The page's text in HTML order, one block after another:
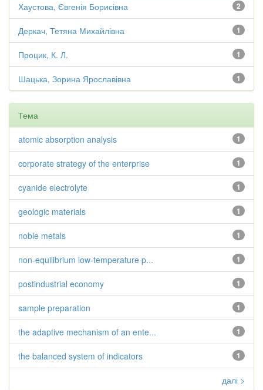
2
Хаустова, Євгенія Борисівна
1
Деркач, Тетяна Михайлівна
1
Процик, К. Л.
1
Шацька, Зорина Ярославівна
Тема
1
atomic absorption analysis
1
corporate strategy of the enterprise
1
cyanide electrolyte
1
geologic materials
1
noble metals
1
non-equilibrium low-temperature p...
1
postindustrial economy
1
sample preparation
1
the adaptive mechanism of an ente...
1
the balanced system of indicators
далі >